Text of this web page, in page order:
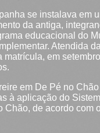
se instalava em
da antiga,
educacional do
Atendida
matrícula, em
em De Pé no
à aplicação do
Chão, de acordo com